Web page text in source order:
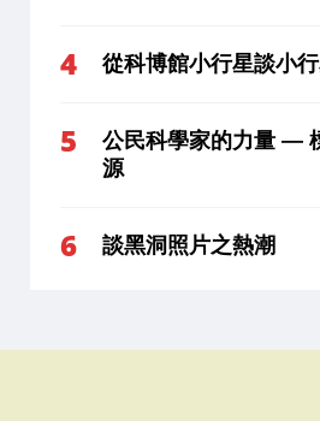
從科博館小行星談小
公民科學家的力量 —
源
談黑洞照片之熱潮